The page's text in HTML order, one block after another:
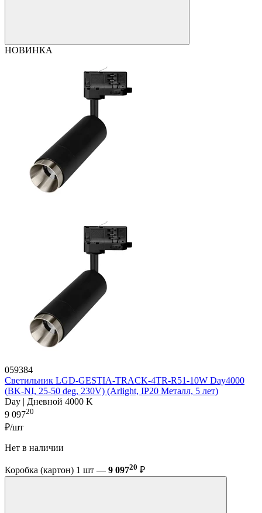
НОВИНКА
059384
Светильник LGD-GESTIA-TRACK-4TR-R51-10W Day4000
(BK-NI, 25-50 deg, 230V) (Arlight, IP20 Металл, 5 лет)
Day | Дневной 4000 K
9 09720
₽/шт
Нет в наличии
Коробка (картон) 1 шт — 9 09720 ₽